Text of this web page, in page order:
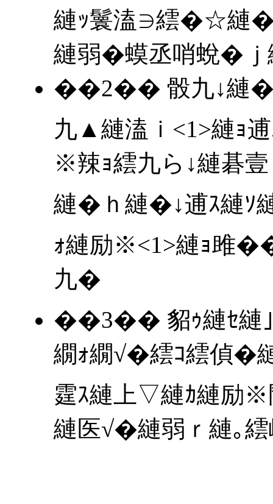
縺ｯ鬟溘∋繧�☆縺�
縺弱�蟆丞哨蛻�ｊ
��2�� 骰九↓縺�
九▲縺溘ｉ<1>縺ｮ
※辣ｮ繧九ら↓縺碁
縺�ｈ縺�↓逋ｽ縺ｿ
ｫ縺励※<1>縺ｮ雎
九�
��3�� 貂ｩ縺ｾ縺｣
繝ｫ繝√�繧ｺ繧偵�
霆ｽ縺上▽縺ｶ縺励
縺医√�縺弱ｒ縺｡